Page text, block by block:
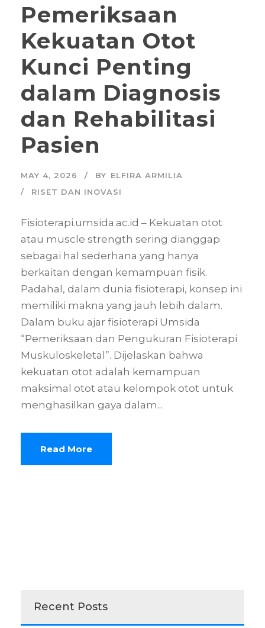
Pemeriksaan
Kekuatan Otot
Kunci Penting
dalam Diagnosis
dan Rehabilitasi
Pasien
MAY 4, 2026 BY ELFIRA ARMILIA
RISET DAN INOVASI
Fisioterapi.umsida.ac.id – Kekuatan otot
atau muscle strength sering dianggap
sebagai hal sederhana yang hanya
berkaitan dengan kemampuan fisik.
Padahal, dalam dunia fisioterapi, konsep ini
memiliki makna yang jauh lebih dalam.
Dalam buku ajar fisioterapi Umsida
“Pemeriksaan dan Pengukuran Fisioterapi
Muskuloskeletal”. Dijelaskan bahwa
kekuatan otot adalah kemampuan
maksimal otot atau kelompok otot untuk
menghasilkan gaya dalam...
Read More
Recent Posts